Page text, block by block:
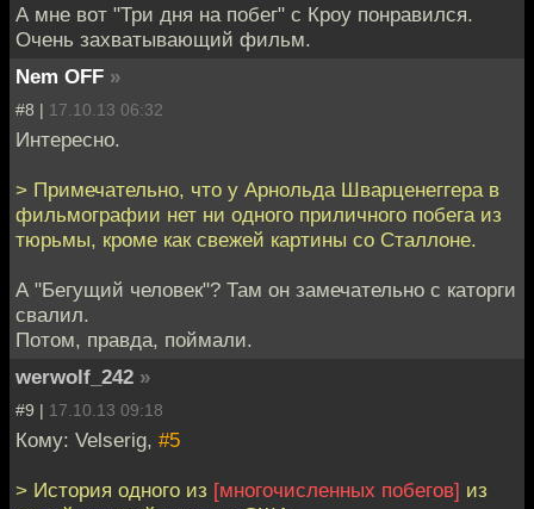
А мне вот "Три дня на побег" с Кроу понравился.
Очень захватывающий фильм.
Nem OFF »
#8 | 17.10.13 06:32
Интересно.
> Примечательно, что у Арнольда Шварценеггера в
фильмографии нет ни одного приличного побега из
тюрьмы, кроме как свежей картины со Сталлоне.
А "Бегущий человек"? Там он замечательно с каторги
свалил.
Потом, правда, поймали.
werwolf_242 »
#9 | 17.10.13 09:18
Кому: Velserig, #5
> История одного из [многочисленных побегов] из